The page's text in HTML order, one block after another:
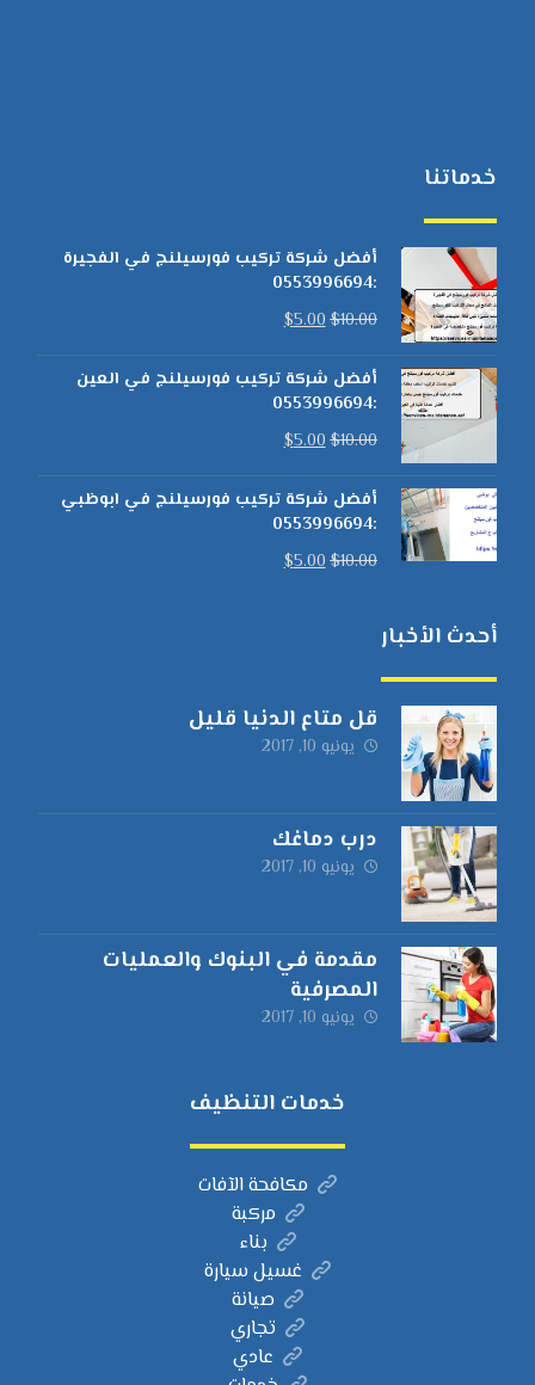
خدماتنا
أفضل شركة تركيب فورسيلنج في الفجيرة
:0553996694
$10.00
$5.00
أفضل شركة تركيب فورسيلنج في العين
:0553996694
$10.00
$5.00
أفضل شركة تركيب فورسيلنج في ابوظبي
:0553996694
$10.00
$5.00
أحدث الأخبار
قل متاع الدنيا قليل
يونيو 10, 2017
درب دماغك
يونيو 10, 2017
مقدمة في البنوك والعمليات
المصرفية
يونيو 10, 2017
خدمات التنظيف
مكافحة الآفات
مركبة
بناء
غسيل سيارة
صيانة
تجاري
عادي